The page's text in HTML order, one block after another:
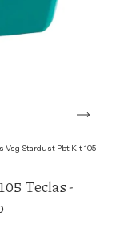
Vsg Stardust Pbt Kit 105
Teclas -